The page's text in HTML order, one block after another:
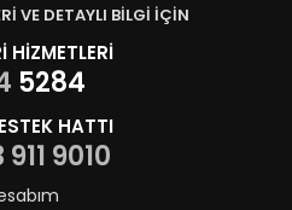
VE DETAYLI BİLGİ İÇİN
HİZMETLERİ
5284
HATTI
9010